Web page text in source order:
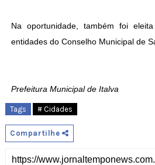
Na oportunidade, também foi
entidades do Conselho Municipal de
Prefeitura Municipal de Italva
Tags # Cidades
Compartilhe